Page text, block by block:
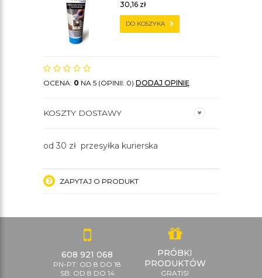
30,16 zł
DO KOSZYKA
OCENA: 0 NA 5 (OPINII: 0) DODAJ OPINIĘ
KOSZTY DOSTAWY
od 30 zł przesyłka kurierska
ZAPYTAJ O PRODUKT
608 921 068
PN-PT: OD 8 DO 18
SB: OD 8 DO 14
PRÓBKI
PRODUKTÓW
GRATIS!